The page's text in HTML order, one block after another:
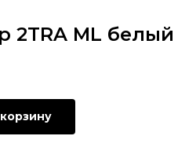
2TRA ML белый